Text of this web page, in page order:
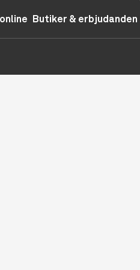
Butiker & erbjudanden